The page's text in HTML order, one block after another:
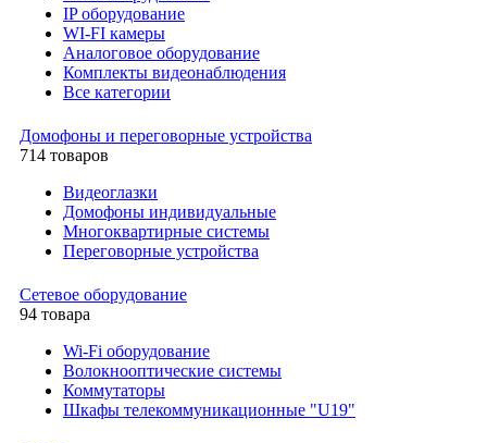
IP оборудование
WI-FI камеры
Аналоговое оборудование
Комплекты видеонаблюдения
Все категории
Домофоны и переговорные устройства
714 товаров
Видеоглазки
Домофоны индивидуальные
Многоквартирные системы
Переговорные устройства
Сетевое оборудование
94 товара
Wi-Fi оборудование
Волокнооптические системы
Коммутаторы
Шкафы телекоммуникационные "U19"